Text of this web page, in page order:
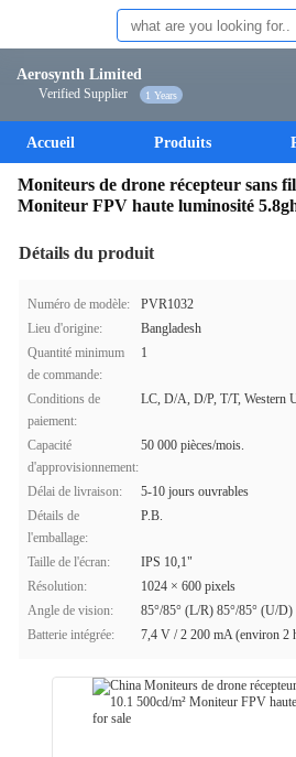
Aerosynth Limited
Verified Supplier 1 Years
Accueil Produits
Moniteurs de drone récepteur sans
Moniteur FPV haute luminosité
Détails du produit
Numéro de modèle:
PVR1032
Lieu d'origine:
Bangladesh
Quantité minimum
de commande:
1
Conditions de
paiement:
LC, D/A, D/P, T/T, Western
Capacité
d'approvisionnement:
50 000 pièces/mois.
Délai de livraison:
5-10 jours ouvrables
Détails de
l'emballage:
P.B.
Taille de l'écran:
IPS 10,1"
Résolution:
1024 × 600 pixels
Angle de vision:
85°/85° (L/R) 85°/85° (U/D)
Batterie intégrée:
7,4 V / 2 200 mA (environ 2